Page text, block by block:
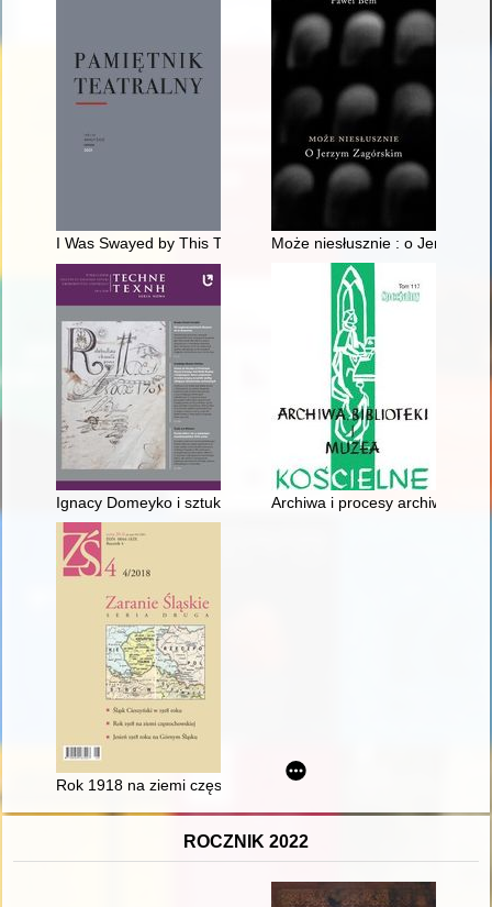
I Was Swayed by This Thought" : The Story of a Photography
Może niesłusznie : o Jerzym
Ignacy Domeyko i sztuki piękneArchiwa i procesy
Rok 1918 na ziemi częstochowskiej
ROCZNIK 2022